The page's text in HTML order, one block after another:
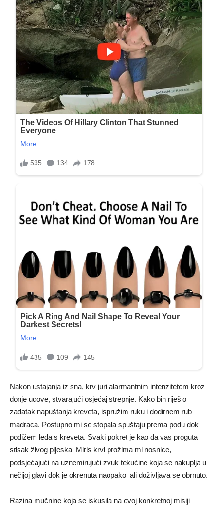
Nakon ustajanja iz sna, krv juri alarmantnim intenzitetom kroz
donje udove, stvarajući osjećaj strepnje. Kako bih riješio
zadatak napuštanja kreveta, ispružim ruku i dodirnem rub
madraca. Postupno mi se stopala spuštaju prema podu dok
podižem leđa s kreveta. Svaki pokret je kao da vas proguta
stisak živog pijeska. Miris krvi prožima mi nosnice,
podsjećajući na uznemirujući zvuk tekućine koja se nakuplja u
nečijoj glavi dok je okrenuta naopako, ali doživljava se obrnuto.
Razina mučnine koja se iskusila na ovoj konkretnoj misiji